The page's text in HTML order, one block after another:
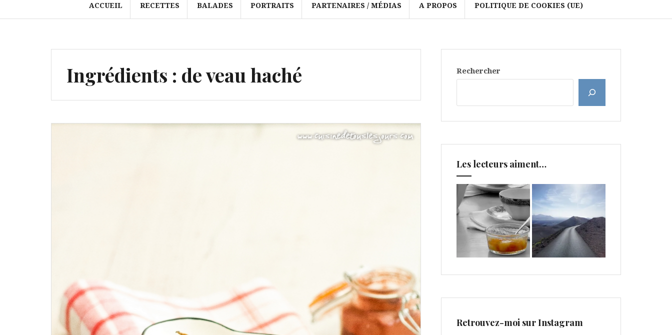
ACCUEIL RECETTES BALADES PORTRAITS PARTENAIRES / MÉDIAS A PROPOS POLITIQUE DE COOKIES (UE)
Ingrédients : de veau haché Rechercher
Les lecteurs aiment…
Retrouvez-moi sur Instagram